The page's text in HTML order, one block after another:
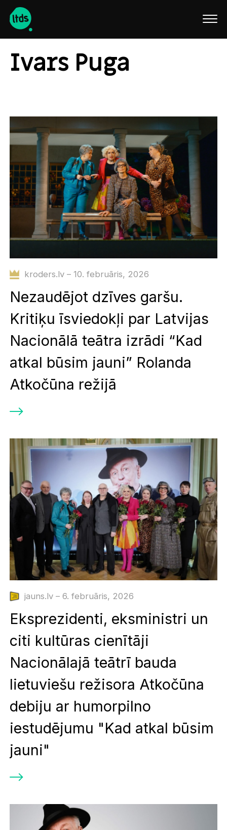
Ivars Puga
kroders.lv – 10. februāris, 2026
Nezaudējot dzīves garšu.
Kritiķu īsviedokļi par Latvijas
Nacionālā teātra izrādi “Kad
atkal būsim jauni” Rolanda
Atkočūna režijā
jauns.lv – 6. februāris, 2026
Eksprezidenti, eksministri un
citi kultūras cienītāji
Nacionālajā teātrī bauda
lietuviešu režisora Atkočūna
debiju ar humorpilno
iestudējumu "Kad atkal būsim
jauni"